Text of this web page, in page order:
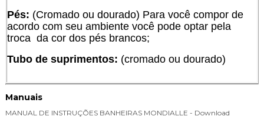
Pés: (Cromado ou dourado) Para você compor de
acordo com seu ambiente você pode optar pela
troca da cor dos pés brancos;
Tubo de suprimentos: (cromado ou dourado)
Manuais
MANUAL DE INSTRUÇÕES BANHEIRAS MONDIALLE - Download